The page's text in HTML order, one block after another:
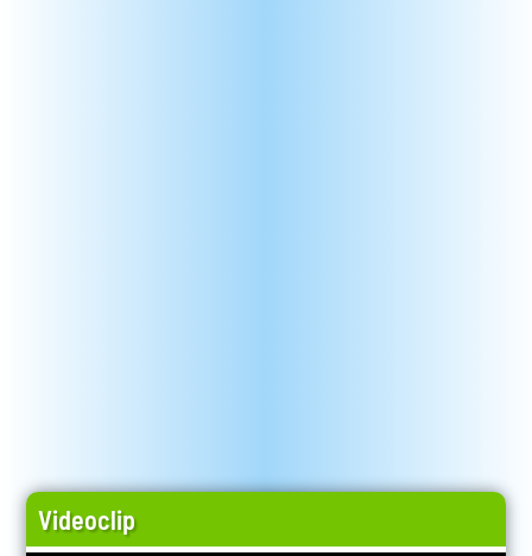
Videoclip